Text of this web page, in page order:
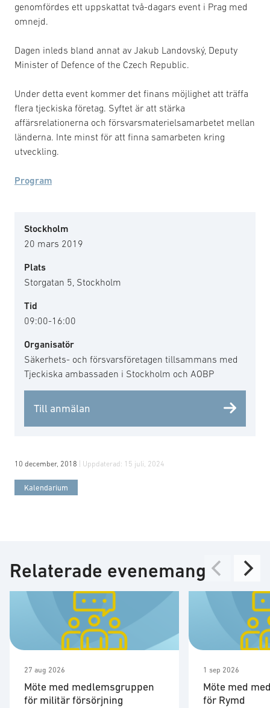
genomfördes ett uppskattat två-dagars event i Prag med
omnejd.
Dagen inleds bland annat av Jakub Landovský, Deputy
Minister of Defence of the Czech Republic.
Under detta event kommer det finans möjlighet att träffa
flera tjeckiska företag. Syftet är att stärka
affärsrelationerna och försvarsmaterielsamarbetet mellan
länderna. Inte minst för att finna samarbeten kring
utveckling.
Program
Stockholm
20 mars 2019
Plats
Storgatan 5, Stockholm
Tid
09:00-16:00
Organisatör
Säkerhets- och försvarsföretagen tillsammans med
Tjeckiska ambassaden i Stockholm och AOBP
Till anmälan
10 december, 2018 | Uppdaterad: 15 juli, 2024
Kalendarium
Relaterade evenemang
27 aug 2026
Möte med medlemsgruppen
för militär försörjning
1 sep 2026
Möte med
för Rymd